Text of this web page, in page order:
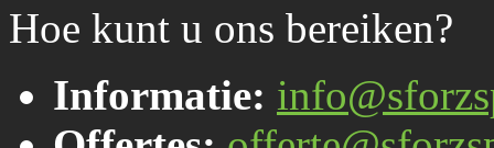
Hoe kunt u ons bereiken?
Informatie: